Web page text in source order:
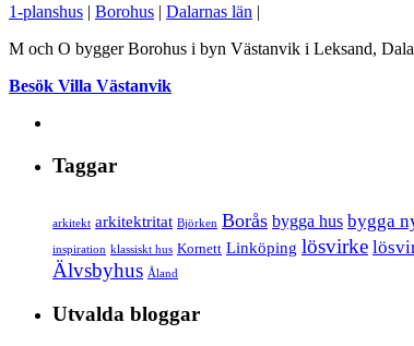
1-planshus | Borohus | Dalarnas län |
M och O bygger Borohus i byn Västanvik i Leksand,
Besök Villa Västanvik
Taggar
arkitekt arkitektritat Björken Borås bygga hus bygga
inspiration klassiskt hus Kornett Linköping lösvirke
Älvsbyhus Åland
Utvalda bloggar